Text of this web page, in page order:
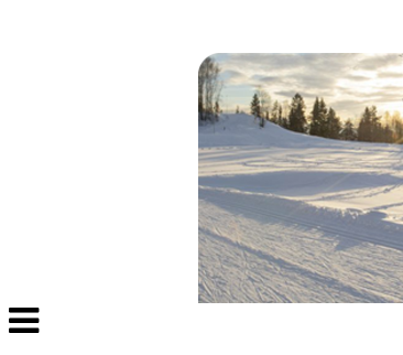
Veksle
navigasjon